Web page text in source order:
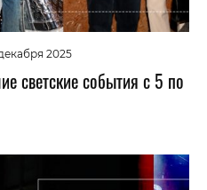
2025
светские события с 5 по